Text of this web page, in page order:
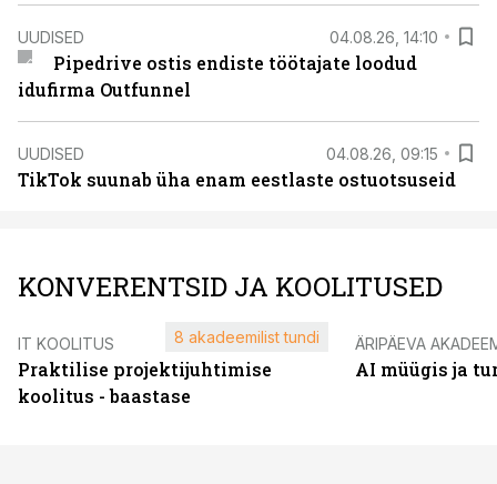
UUDISED 04.08.26, 14:10
Pipedrive ostis endiste töötajate loodud
idufirma Outfunnel
UUDISED 04.08.26, 09:15
TikTok suunab üha enam eestlaste ostuotsuseid
KONVERENTSID JA KOOLITUSED
IT KOOLITUS
Praktilise projektijuhtimise
koolitus - baastase
8 akadeemilist tundi ÄRIPÄEVA
AI müügis ja